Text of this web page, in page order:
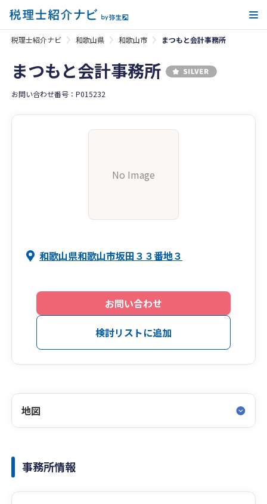
税理士紹介ナビ 和歌山県 和歌山市 まつもと会計事務所
まつもと会計事務所
お問い合わせ番号：P015232
No Image
和歌山県和歌山市坂田３３番地３
お問い合わせ
検討リストに追加
地図
事務所情報